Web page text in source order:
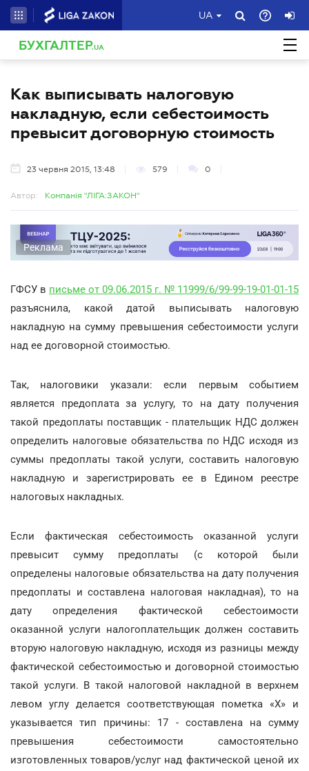
UA
БУХГАЛТЕР.UA
Как выписывать налоговую
накладную, если себестоимость
превысит договорную стоимость
23 червня 2015, 13:48 579 0
Автор: Компанія "ЛІГА:ЗАКОН"
Реклама
ГФСУ в письме от 09.06.2015 г. № 11999/6/99-99-19-01-01-15
разъяснила, какой датой выписывать налоговую
накладную на сумму превышения себестоимости услуги
над ее договорной стоимостью.
Так, налоговики указали: если первым событием
является предоплата за услугу, то на дату получения
такой предоплаты поставщик - плательщик НДС должен
определить налоговые обязательства по НДС исходя из
суммы предоплаты такой услуги, составить налоговую
накладную и зарегистрировать ее в Едином реестре
налоговых накладных.
Если фактическая себестоимость оказанной услуги
превысит сумму предоплаты (с которой были
определены налоговые обязательства на дату получения
предоплаты и составлена налоговая накладная), то на
дату определения фактической себестоимости
оказанной услуги налогоплательщик должен составить
вторую налоговую накладную, исходя из разницы между
фактической себестоимостью и договорной стоимостью
такой услуги. В такой налоговой накладной в верхнем
левом углу делается соответствующая пометка «X» и
указывается тип причины: 17 - составлена на сумму
превышения себестоимости самостоятельно
изготовленных товаров/услуг над фактической ценой их